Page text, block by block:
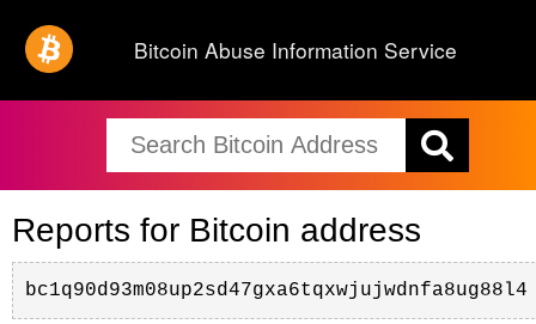
Bitcoin Abuse Information Service
Reports for Bitcoin address
bc1q90d93m08up2sd47gxa6tqxwjujwdnfa8ug88l4